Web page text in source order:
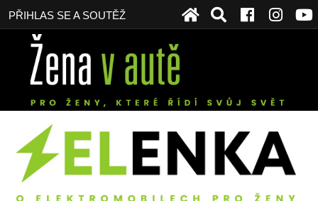
PŘIHLAS SE A SOUTĚŽ